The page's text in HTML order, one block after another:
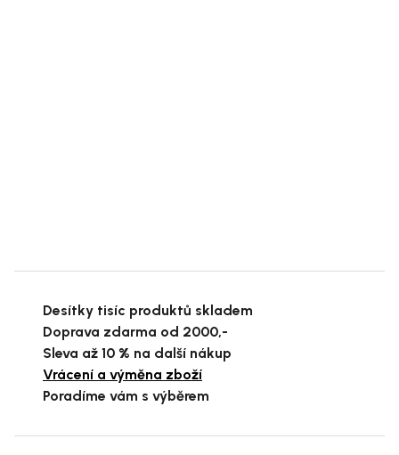
Desítky tisíc produktů skladem
Doprava zdarma od 2000,-
Sleva až 10 % na další nákup
Vrácení a výměna zboží
Poradíme vám s výběrem